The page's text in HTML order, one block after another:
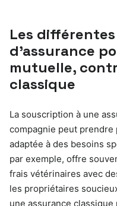
Les
d’assurance
mutuelle,
classique
La souscription à une
compagnie peut
adaptée à des besoins
par exemple, offre
frais vétérinaires avec
les propriétaires
une assurance